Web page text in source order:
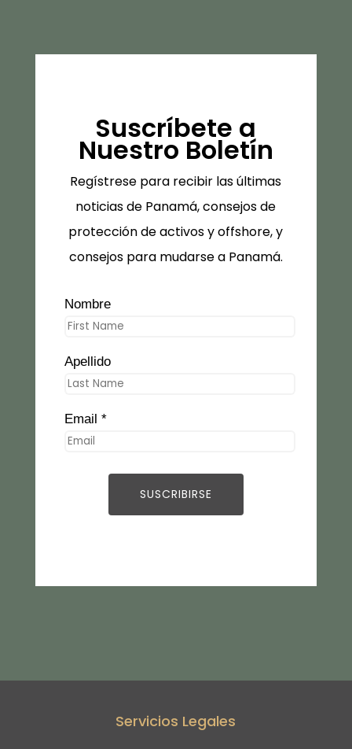
Suscríbete a
Nuestro Boletín
Regístrese para recibir las últimas
noticias de Panamá, consejos de
protección de activos y offshore, y
consejos para mudarse a Panamá.
Nombre
Apellido
Email *
Servicios Legales